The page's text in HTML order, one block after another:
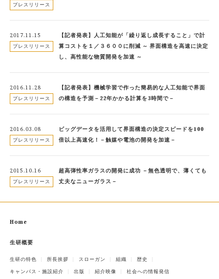
プレスリリース
2017.11.15
プレスリリース
【記者発表】人工知能が「繰り返し成長すること」で計
算コストを１／３６００に削減 ～ 界面構造を高速に決定
し、高性能な物質開発を加速 ～
2016.11.28
プレスリリース
【記者発表】機械学習で作った簡易的な人工知能で界面
の構造を予測－22年かかる計算を3時間で－
2016.03.08
プレスリリース
ビッグデータを活用して界面構造の決定スピードを100
倍以上高速化！－触媒や電池の開発を加速－
2015.10.16
プレスリリース
超高弾性率ガラスの開発に成功 －無色透明で、薄くても
丈夫なニューガラス－
Home
生研概要
生研の特色 所長挨拶 スローガン 組織 歴史
キャンパス・施設紹介 出版 紹介映像 社会への情報発信